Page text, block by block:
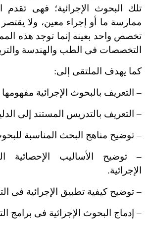
تلك البحوث الإجرائية؛ فهى تقدم
ممارسة ما أو إجراء معين، ولا
تخصص واحد بعينه إنما توجد هذه
التخصصات فى الطب والهندسة
كما يهدف الملتقى إلى:
– التعريف بالبحوث الإجرائية مفهومها
– التعريف بالتدريس المستند إلى
– توضيح مناهج البحث المناسبة
– توضيح الأساليب الإحصائية
الإجرائية.
– توضيح كيفية تطبيق الإجرائية فى
– إدماج البحوث الإجرائية فى برامج